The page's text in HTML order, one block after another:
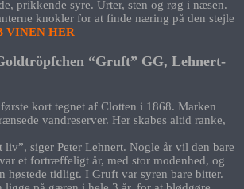
prikkende syre. Urter, sten og røg i næsen.
knokler for at finde næring på den stejle
VINEN HER
“Gruft” GG, Lehnert-
kort tegnet af Clotten i 1868. Marken
vandreserver. Her skabes altid ranke,
liv”, siger Peter Lehnert. Nogle år vil den bare
et fortræffeligt år, med stor modenhed, og
høstede tidligt. I Gruft var syren bare bitter.